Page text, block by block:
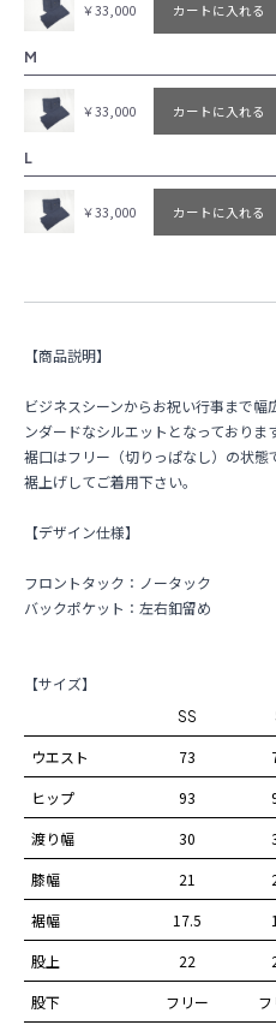
￥33,000 カートに入れる
M
￥33,000 カートに入れる
L
￥33,000 カートに入れる
【商品説明】
ビジネスシーンからお祝い行事まで
ンダードなシルエットとなっております
裾口はフリー（切りっぱなし）の状
裾上げしてご着用下さい。
【デザイン仕様】
フロントタック：ノータック
バックポケット：左右釦留め
【サイズ】
SS
ウエスト
73
ヒップ
93
渡り幅
30
膝幅
21
裾幅
17.5
股上
22
股下
フリー